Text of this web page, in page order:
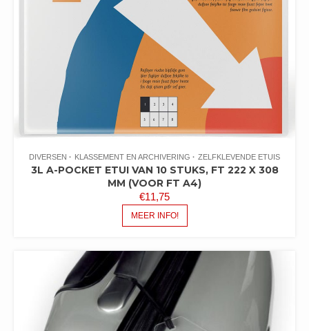
DIVERSEN KLASSEMENT EN ARCHIVERING ZELFKLEVENDE ETUIS
3L A-POCKET ETUI VAN 10 STUKS, FT 222 X 308
MM (VOOR FT A4)
€11,75
MEER INFO!